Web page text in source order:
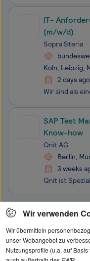
IT-
(m/w/d)
Sopra Steria
Köln, Leipzig,
2 days ago
SAP Test
Know-how
Qnit AG
Berlin,
3 weeks
Klicken Sie hier,
Wir verwenden
Wir übermitteln
unser Webangebot zu
Nutzungsprofile (u.a. auf